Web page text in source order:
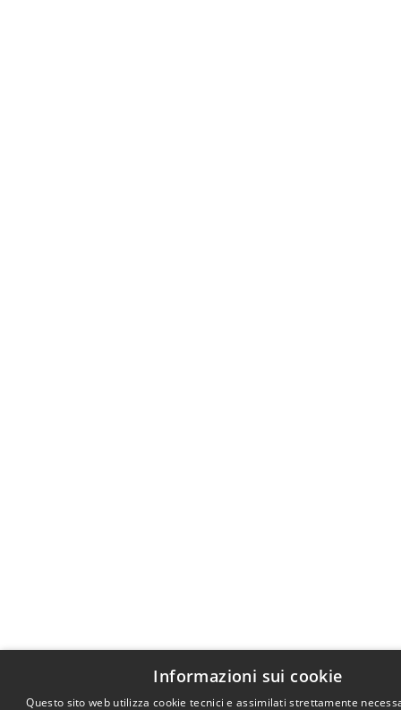
Informazioni sui cookie
Questo sito web utilizza cookie tecnici e assimilati strettamente